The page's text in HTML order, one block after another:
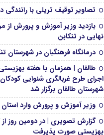
تصاویر توقیف تریلی با رانندگی دختر 10
بازدید وزیر آموزش و پرورش از
نهایی در تنکابن
درمانگاه فرهنگیان در شهرستان
طالقان | همزمان با هفته
شهرستان طالقان برگزار شد
وزیر آموزش و پرورش وارد استان
گزارش تصویری | در دومین روز
بهزیستی صورت پذیرفت